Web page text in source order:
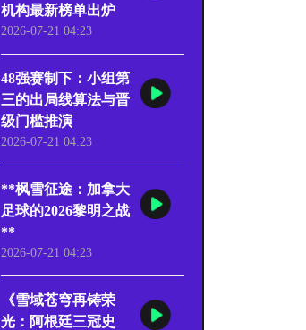
机构最新榜单出炉
2026-07-21 04:23
48强赛制下：小组第
三的出局线算法与晋
级门槛推演
2026-07-21 04:23
**枫雪征途：加拿大
足球的2026黎明之战
**
2026-07-21 04:23
《雪域苍穹再铸荣
光：阿根廷三冠史